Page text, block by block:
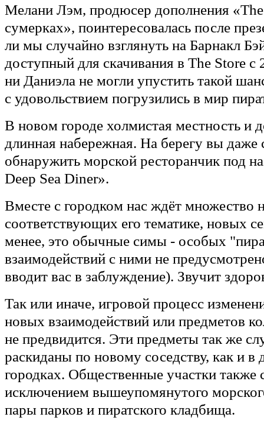
Мелани Лэм, продюсер дополнения
сумерках», поинтересовалась после
ли мы случайно взглянуть на Барнакл
доступный для скачивания в The Store с
ни Даниэла не могли упустить такой
с удовольствием погрузились в мир
В новом городе холмистая местность и
длинная набережная. На берегу вы даже
обнаружить морской ресторанчик под
Deep Sea Diner».
Вместе с городком нас ждёт множество
соответствующих его тематике, новых
менее, это обычные симы - особых
взаимодействий с ними не
вводит вас в заблуждение). Звучит
Так или иначе, игровой процесс
новых взаимодействий или предметов
не предвидится. Эти предметы так же
раскиданы по новому соседству, как и в
городках. Общественные участки также
исключением вышеупомянутого
пары парков и пиратского кладбища.